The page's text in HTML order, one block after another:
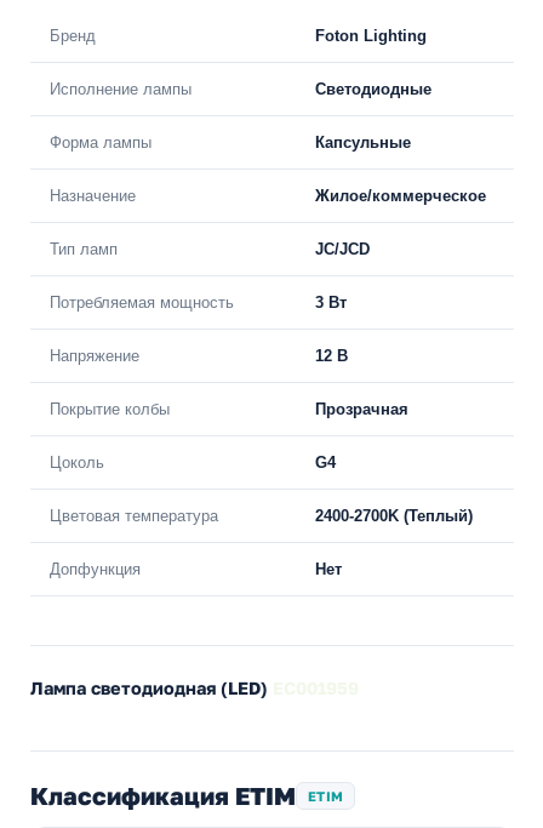
Бренд Foton Lighting
Исполнение лампы Светодиодные
Форма лампы Капсульные
Назначение Жилое/коммерческое
Тип ламп JC/JCD
Потребляемая мощность 3 Вт
Напряжение 12 В
Покрытие колбы Прозрачная
Цоколь G4
Цветовая температура 2400-2700K (Теплый)
Допфункция Нет
Лампа светодиодная (LED)
Классификация ETIM ETIM